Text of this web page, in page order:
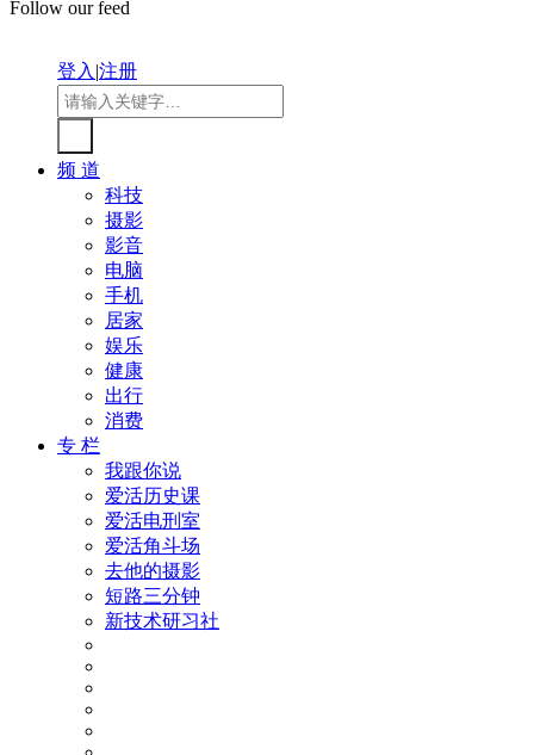
Follow our feed
登入|注册
频 道
科技
摄影
影音
电脑
手机
居家
娱乐
健康
出行
消费
专 栏
我跟你说
爱活历史课
爱活电刑室
爱活角斗场
去他的摄影
短路三分钟
新技术研习社